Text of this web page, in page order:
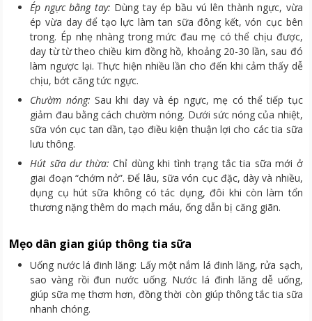
Ép ngực bằng tay: Dùng tay ép bầu vú lên thành ngực, vừa
ép vừa day để tạo lực làm tan sữa đông kết, vón cục bên
trong. Ép nhẹ nhàng trong mức đau mẹ có thể chịu được,
day từ từ theo chiều kim đồng hồ, khoảng 20-30 lần, sau đó
làm ngược lại. Thực hiện nhiều lần cho đến khi cảm thấy dễ
chịu, bớt căng tức ngực.
Chườm nóng: Sau khi day và ép ngực, mẹ có thể tiếp tục
giảm đau bằng cách chườm nóng. Dưới sức nóng của nhiệt,
sữa vón cục tan dần, tạo điều kiện thuận lợi cho các tia sữa
lưu thông.
Hút sữa dư thừa: Chỉ dùng khi tình trạng tắc tia sữa mới ở
giai đoạn “chớm nở”. Để lâu, sữa vón cục đặc, dày và nhiều,
dụng cụ hút sữa không có tác dụng, đôi khi còn làm tổn
thương nặng thêm do mạch máu, ống dẫn bị căng giãn.
Mẹo dân gian giúp thông tia sữa
Uống nước lá đinh lăng: Lấy một nắm lá đinh lăng, rửa sạch,
sao vàng rồi đun nước uống. Nước lá đinh lăng dễ uống,
giúp sữa mẹ thơm hơn, đồng thời còn giúp thông tắc tia sữa
nhanh chóng.